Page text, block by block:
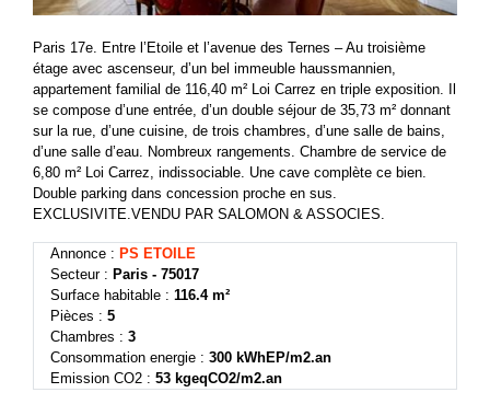
Paris 17e. Entre l’Etoile et l’avenue des Ternes – Au troisième
étage avec ascenseur, d’un bel immeuble haussmannien,
appartement familial de 116,40 m² Loi Carrez en triple exposition. Il
se compose d’une entrée, d’un double séjour de 35,73 m² donnant
sur la rue, d’une cuisine, de trois chambres, d’une salle de bains,
d’une salle d’eau. Nombreux rangements. Chambre de service de
6,80 m² Loi Carrez, indissociable. Une cave complète ce bien.
Double parking dans concession proche en sus.
EXCLUSIVITE.VENDU PAR SALOMON & ASSOCIES.
Annonce : PS ETOILE
Secteur : Paris - 75017
Surface habitable : 116.4 m²
Pièces : 5
Chambres : 3
Consommation energie : 300 kWhEP/m2.an
Emission CO2 : 53 kgeqCO2/m2.an